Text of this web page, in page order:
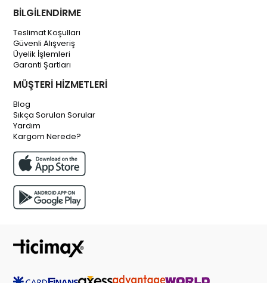
BİLGİLENDİRME
Teslimat Koşulları
Güvenli Alışveriş
Üyelik İşlemleri
Garanti Şartları
MÜŞTERİ HİZMETLERİ
Blog
Sıkça Sorulan Sorular
Yardım
Kargom Nerede?